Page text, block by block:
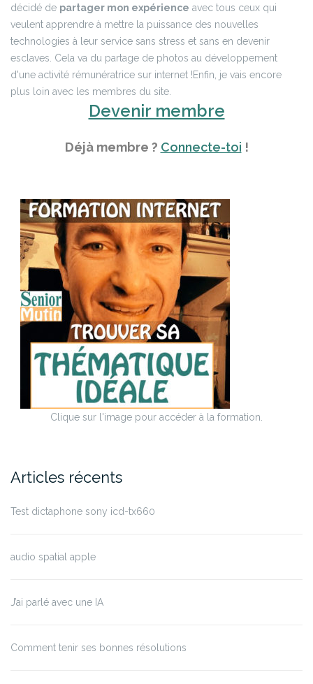
décidé de partager mon expérience avec tous ceux qui
veulent apprendre à mettre la puissance des nouvelles
technologies à leur service sans stress et sans en devenir
esclaves. Cela va du partage de photos au développement
d'une activité rémunératrice sur internet !Enfin, je vais encore
plus loin avec les membres du site.
Devenir membre
Déjà membre ? Connecte-toi !
Clique sur l'image pour accéder à la formation.
Articles récents
Test dictaphone sony icd-tx660
audio spatial apple
J’ai parlé avec une IA
Comment tenir ses bonnes résolutions